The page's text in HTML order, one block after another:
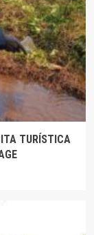
TURÍSTICA